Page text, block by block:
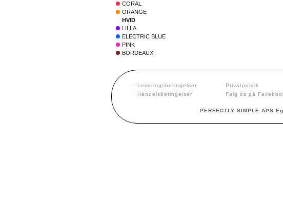
CORAL
ORANGE
HVID
LILLA
ELECTRIC BLUE
PINK
BORDEAUX
· Leveringsbetingelser · Privatpolitik
· Handelsbetingelser · Følg os på
PERFECTLY SIMPLE APS